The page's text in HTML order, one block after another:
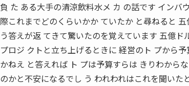
負 た ある大手の清涼飲料水メ カ の話です イン
際これまでどのくらいかか ていたか と尋ねると
う答えが返 てきて驚いたのを覚えています 五億
プロジ クトと立ち上げるときに 経営のト プから
かねえ と答えれば ト プは予算すらは きりわから
のかと不安になるでし う われわれはこれを聞い